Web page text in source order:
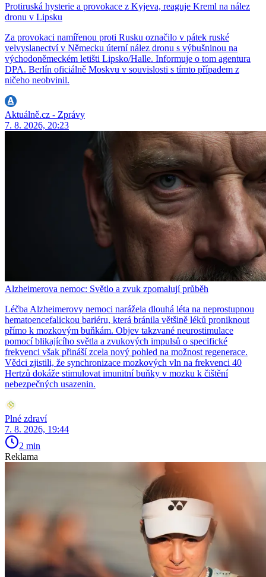
Protiruská hysterie a provokace z Kyjeva, reaguje Kreml na nález
dronu v Lipsku
Za provokaci namířenou proti Rusku označilo v pátek ruské
velvyslanectví v Německu úterní nález dronu s výbušninou na
východoněmeckém letišti Lipsko/Halle. Informuje o tom agentura
DPA. Berlín oficiálně Moskvu v souvislosti s tímto případem z
ničeho neobvinil.
Aktuálně.cz - Zprávy
7. 8. 2026, 20:23
Alzheimerova nemoc: Světlo a zvuk zpomalují průběh
Léčba Alzheimerovy nemoci narážela dlouhá léta na neprostupnou
hematoencefalickou bariéru, která bránila většině léků proniknout
přímo k mozkovým buňkám. Objev takzvané neurostimulace
pomocí blikajícího světla a zvukových impulsů o specifické
frekvenci však přináší zcela nový pohled na možnost regenerace.
Vědci zjistili, že synchronizace mozkových vln na frekvenci 40
Hertzů dokáže stimulovat imunitní buňky v mozku k čištění
nebezpečných usazenin.
Plné zdraví
7. 8. 2026, 19:44
2 min
Reklama